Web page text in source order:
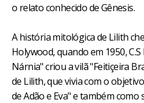
o relato conhecido de Gênesis.
A história mitológica de Lilith
Holywood, quando em 1950,
Nárnia" criou a vilã "Feitiçeira
de Lilith, que vivia com o
de Adão e Eva" e também